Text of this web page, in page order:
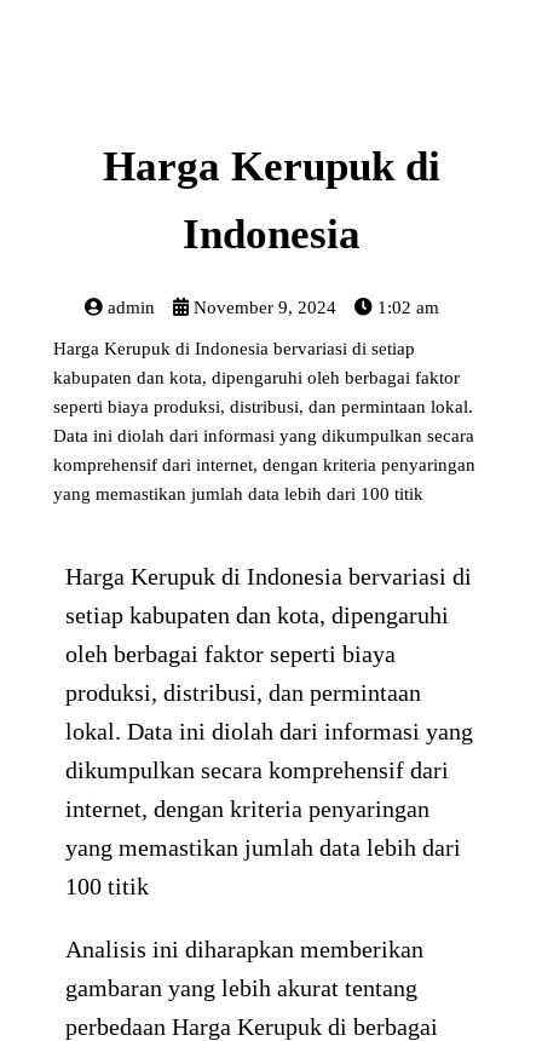
Harga Kerupuk di
Indonesia
admin November 9, 2024 1:02 am
Harga Kerupuk di Indonesia bervariasi di setiap
kabupaten dan kota, dipengaruhi oleh berbagai faktor
seperti biaya produksi, distribusi, dan permintaan lokal.
Data ini diolah dari informasi yang dikumpulkan secara
komprehensif dari internet, dengan kriteria penyaringan
yang memastikan jumlah data lebih dari 100 titik
Harga Kerupuk di Indonesia bervariasi di
setiap kabupaten dan kota, dipengaruhi
oleh berbagai faktor seperti biaya
produksi, distribusi, dan permintaan
lokal. Data ini diolah dari informasi yang
dikumpulkan secara komprehensif dari
internet, dengan kriteria penyaringan
yang memastikan jumlah data lebih dari
100 titik
Analisis ini diharapkan memberikan
gambaran yang lebih akurat tentang
perbedaan Harga Kerupuk di berbagai